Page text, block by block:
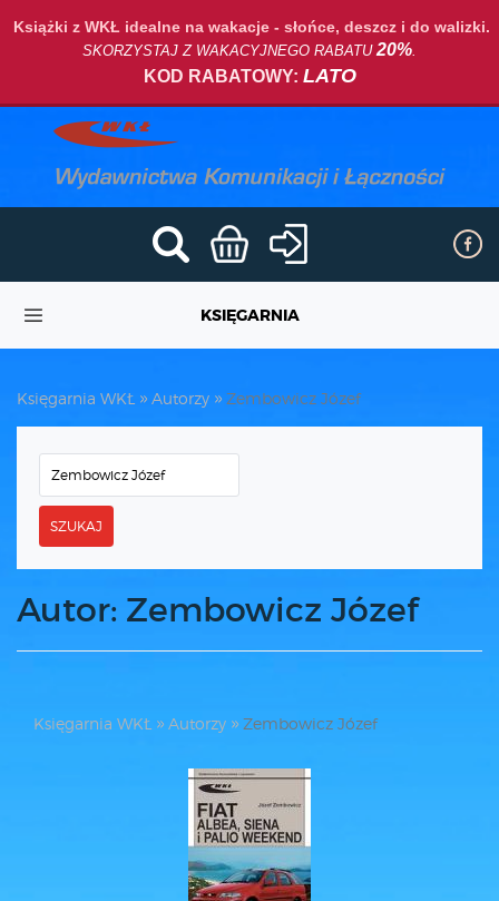
Książki z WKŁ idealne na wakacje - słońce, deszcz i do walizki.
SKORZYSTAJ Z WAKACYJNEGO RABATU20%.
KOD RABATOWY: LATO
KSIĘGARNIA
Księgarnia WKŁ Autorzy Zembowicz Józef
SZUKAJ
Autor: Zembowicz Józef
Księgarnia WKŁ Autorzy Zembowicz Józef